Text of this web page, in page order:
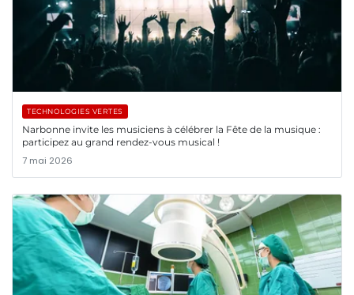
TECHNOLOGIES VERTES
Narbonne invite les musiciens à célébrer la Fête de la musique :
participez au grand rendez-vous musical !
7 mai 2026